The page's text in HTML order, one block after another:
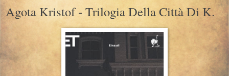
Agota Kristof - Trilogia Della Città Di K.